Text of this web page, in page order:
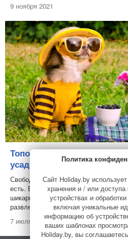
9 ноября 2021
Тополиный пух, жара,
усадьбы на 9-11 июля
Свободных домов на ближайшие
есть. Еще можно выбрать на этот
шикарный современный коттедж, и
развлечений.
7 июля 2021
Политика
Сайт Holiday.by
хранения и / или
устройствах и
включая уникальные
информацию об
ваших шаблонах
Holiday.by, вы